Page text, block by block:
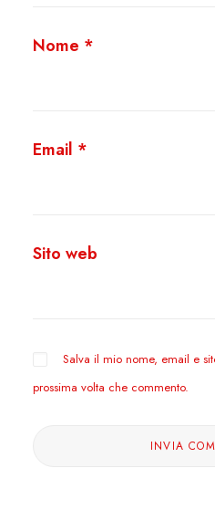
Nome *
Email *
Sito web
Salva il mio nome, email e
prossima volta che commento.